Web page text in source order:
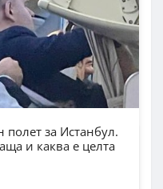
полет за Истанбул.
и каква е целта